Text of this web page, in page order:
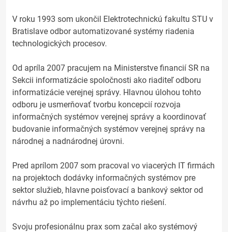
V roku 1993 som ukončil Elektrotechnickú fakultu STU v
Bratislave odbor automatizované systémy riadenia
technologických procesov.
Od apríla 2007 pracujem na Ministerstve financií SR na
Sekcii informatizácie spoločnosti ako riaditeľ odboru
informatizácie verejnej správy. Hlavnou úlohou tohto
odboru je usmerňovať tvorbu koncepcií rozvoja
informačných systémov verejnej správy a koordinovať
budovanie informačných systémov verejnej správy na
národnej a nadnárodnej úrovni.
Pred aprílom 2007 som pracoval vo viacerých IT firmách
na projektoch dodávky informačných systémov pre
sektor služieb, hlavne poisťovací a bankový sektor od
návrhu až po implementáciu týchto riešení.
Svoju profesionálnu prax som začal ako systémový